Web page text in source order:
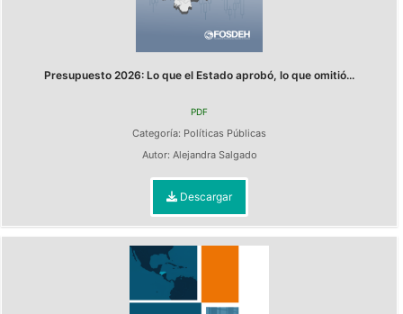
Presupuesto 2026: Lo que el Estado aprobó, lo que omitió...
PDF
Categoría: Políticas Públicas
Autor: Alejandra Salgado
Descargar